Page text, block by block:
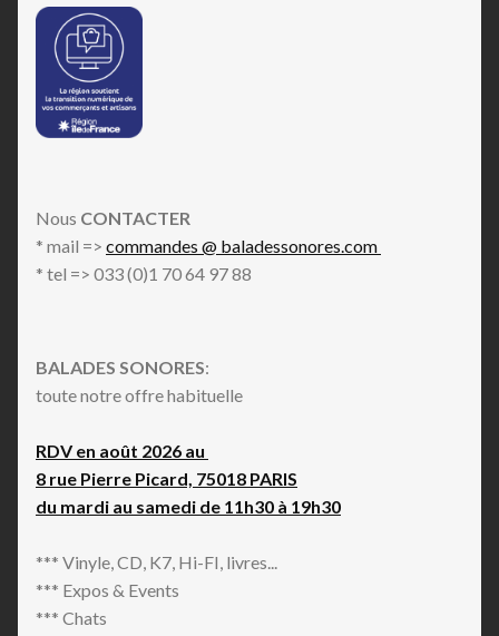
Nous CONTACTER
* mail => commandes @ baladessonores.com
* tel => 033 (0)1 70 64 97 88
BALADES SONORES:
toute notre offre habituelle
RDV en août 2026 au
8 rue Pierre Picard, 75018 PARIS
du mardi au samedi de 11h30 à 19h30
*** Vinyle, CD, K7, Hi-FI, livres...
*** Expos & Events
*** Chats